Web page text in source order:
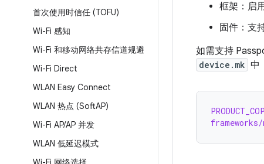
首次使用时信任 (TOFU)
Wi-Fi 感知
Wi-Fi 和移动网络共存信道规避
Wi-Fi Direct
WLAN Easy Connect
WLAN 热点 (SoftAP)
Wi-Fi AP/AP 并发
WLAN 低延迟模式
框架：启
固件：支
如需支持
device.mk 中